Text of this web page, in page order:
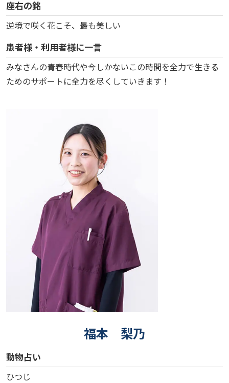
座右の銘
逆境で咲く花こそ、最も美しい
患者様・利用者様に一言
みなさんの青春時代や今しかないこの時間を全力で生きる
ためのサポートに全力を尽くしていきます！
福本 梨乃
動物占い
ひつじ